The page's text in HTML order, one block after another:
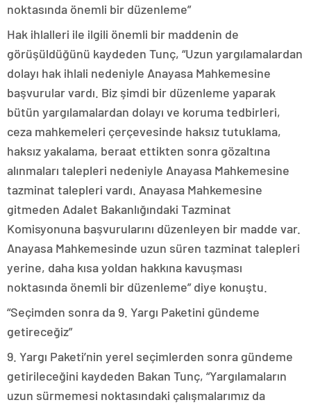
noktasında önemli bir düzenleme”
Hak ihlalleri ile ilgili önemli bir maddenin de
görüşüldüğünü kaydeden Tunç, “Uzun yargılamalardan
dolayı hak ihlali nedeniyle Anayasa Mahkemesine
başvurular vardı. Biz şimdi bir düzenleme yaparak
bütün yargılamalardan dolayı ve koruma tedbirleri,
ceza mahkemeleri çerçevesinde haksız tutuklama,
haksız yakalama, beraat ettikten sonra gözaltına
alınmaları talepleri nedeniyle Anayasa Mahkemesine
tazminat talepleri vardı. Anayasa Mahkemesine
gitmeden Adalet Bakanlığındaki Tazminat
Komisyonuna başvurularını düzenleyen bir madde var.
Anayasa Mahkemesinde uzun süren tazminat talepleri
yerine, daha kısa yoldan hakkına kavuşması
noktasında önemli bir düzenleme” diye konuştu.
“Seçimden sonra da 9. Yargı Paketini gündeme
getireceğiz”
9. Yargı Paketi’nin yerel seçimlerden sonra gündeme
getirileceğini kaydeden Bakan Tunç, “Yargılamaların
uzun sürmemesi noktasındaki çalışmalarımız da